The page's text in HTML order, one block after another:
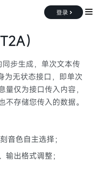
登录
）
步生成，单次文本传
为无状态接口，即单次
仅为接口传入内容，
存储您传入的数据。
音色自主选择；
出格式调整；